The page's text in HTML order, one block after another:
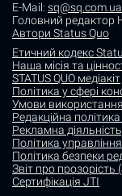
E-Mail: sq@sq.com.ua
Головний редактор
Автори Status Quo
Етичний кодекс
Наша місія та
STATUS QUO медіакіт
Політика у сфері
Умови використання
Редакційна
Рекламна
Політика
Політика безпеки
Звіт про прозорість
Сертифікація JTI